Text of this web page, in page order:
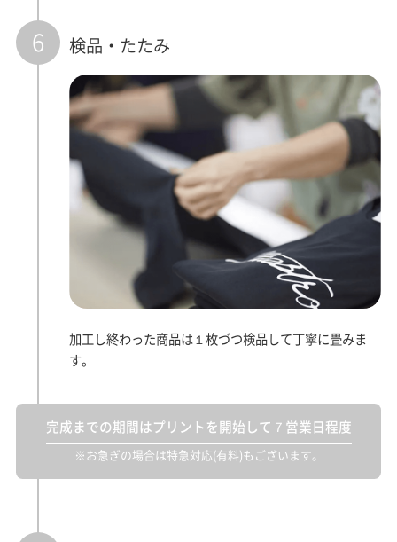
6 検品・たたみ
加工し終わった商品は１枚づつ検品して丁寧に畳みま
す。
完成までの期間はプリントを開始して７営業日程度
※お急ぎの場合は特急対応(有料)もございます。